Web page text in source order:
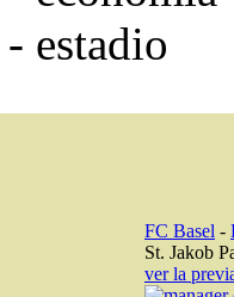
FC Basel -
St. Jakob
ver la